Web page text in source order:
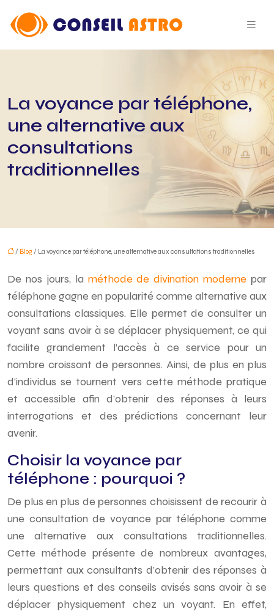
La voyance par téléphone,
une alternative aux
consultations
traditionnelles
/ Blog / La voyance par téléphone, une alternative aux consultations traditionnelles
De nos jours, la méthode de divination moderne par
téléphone gagne en popularité comme alternative aux
consultations classiques. Elle permet de consulter un
voyant sans avoir à se déplacer physiquement, ce qui
facilite grandement l’accès à ce service pour un
nombre croissant de personnes. Ainsi, de plus en plus
d’individus se tournent vers cette méthode pratique
et accessible afin d’obtenir des réponses à leurs
interrogations et des prédictions concernant leur
avenir.
Choisir la voyance par
téléphone : pourquoi ?
De plus en plus de personnes choisissent de recourir à
une consultation de voyance par téléphone comme
une alternative aux consultations traditionnelles.
Cette méthode présente de nombreux avantages,
permettant aux consultants d’obtenir des réponses à
leurs questions et des conseils avisés sans avoir à se
déplacer physiquement chez un voyant. En effet,